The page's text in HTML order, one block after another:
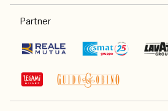
Partner